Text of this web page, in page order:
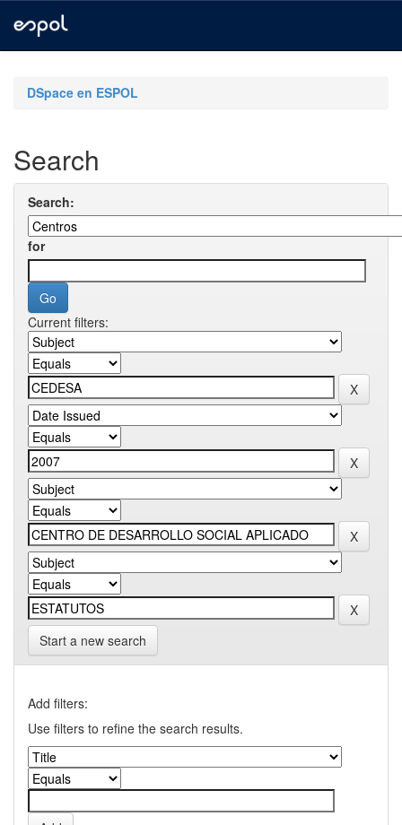
navigationDSpace en ESPOL
Search
Search:
for
Current filters:
Start a new search
Add filters:
Use filters to refine the search results.